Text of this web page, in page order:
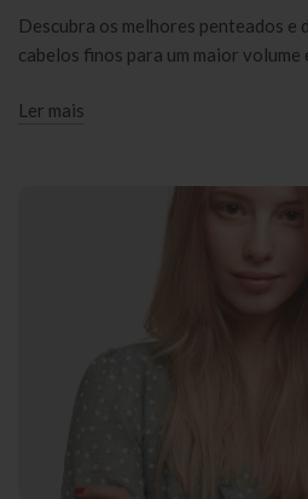
Descubra os melhores penteados e
cabelos finos para um maior volume
Ler mais